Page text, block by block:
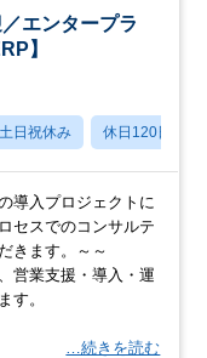
エンタープラ
】
土日祝休み 休日120日以上
導入プロジェクトに
セスでのコンサルテ
きます。～～
営業支援・導入・運
す。
…続きを読む